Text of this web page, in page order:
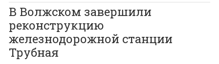
В Волжском завершили
реконструкцию
железнодорожной станции
Трубная